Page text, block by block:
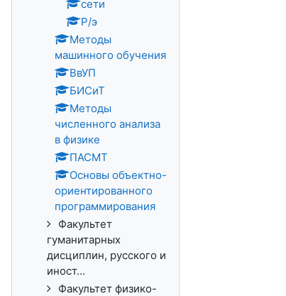
сети
Р/э
Методы
машинного обучения
ВвУП
БИСиТ
Методы
численного анализа
в физике
ПАСМТ
Основы объектно-
ориентированного
программирования
Факультет
гуманитарных
дисциплин, русского и
иност...
Факультет физико-